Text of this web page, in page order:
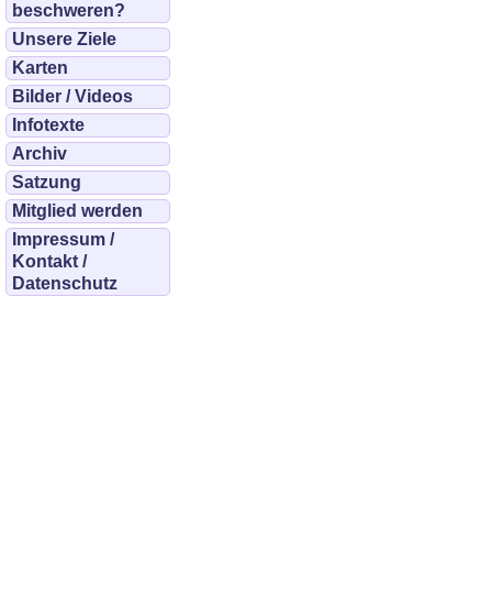
beschweren?
Unsere Ziele
Karten
Bilder / Videos
Infotexte
Archiv
Satzung
Mitglied werden
Impressum /
Kontakt /
Datenschutz